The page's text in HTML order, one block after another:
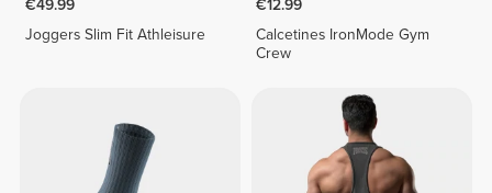
€49.99
Joggers Slim Fit Athleisure
€12.99
Calcetines IronMode Gym
Crew